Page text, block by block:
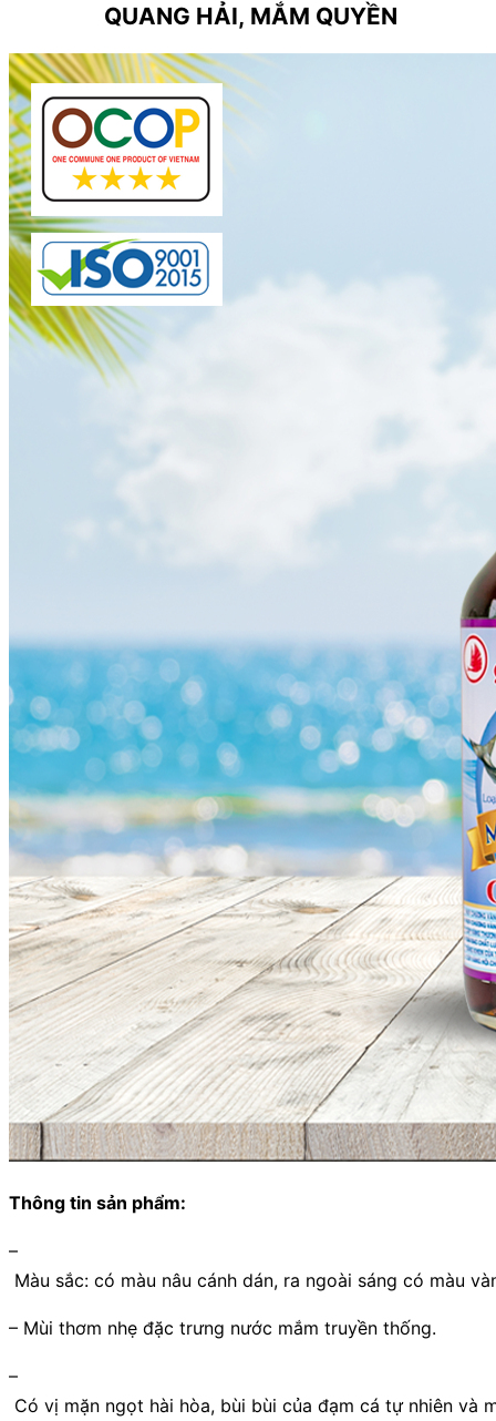
QUANG HẢI, MẮM QUYỀN
Thông tin sản phẩm:
–
Màu sắc: có màu nâu cánh dán, ra ngoài sáng có màu
– Mùi thơm nhẹ đặc trưng nước mắm truyền thống.
–
Có vị mặn ngọt hài hòa, bùi bùi của đạm cá tự nhiên và